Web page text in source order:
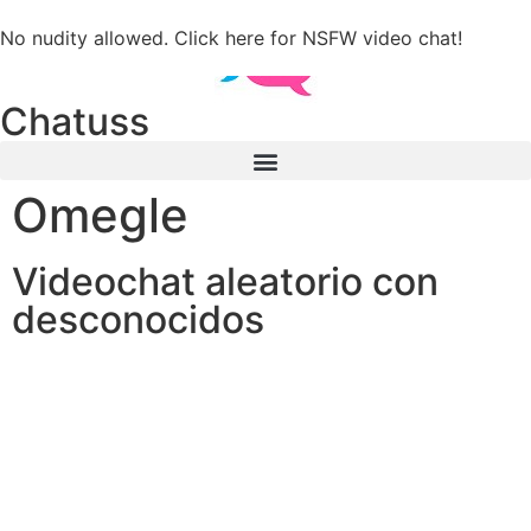
Chatuss
Omegle
Videochat aleatorio con
desconocidos
No nudity allowed. Click here for NSFW video chat!